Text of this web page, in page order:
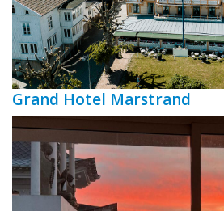
Grand Hotel Marstrand